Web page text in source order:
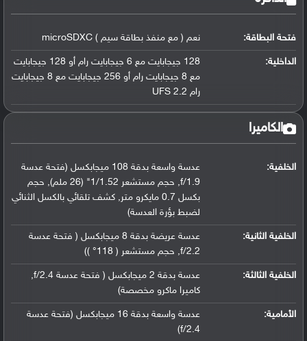
فتحة البطاقة: نعم ( مع منفذ بطاقة سيم ) microSDXC
الداخلية:
128 جيجابايت مع 6 جيجابايت رام أو 128 جيجابايت
مع 8 جيجابايت رام أو 256 جيجابايت مع 8 جيجابايت
رام UFS 2.2
الكاميرا
الخلفية:
عدسة واسعة بدقة 108 ميجابكسل (فتحة عدسة
f/1.9, حجم مستشعر 1/1.52" (26 ملم), حجم
بكسل 0.7 مايكرو متر, كشف تلقائي بالكسل الثنائي
لضبط بؤرة العدسة)
الخلفية الثانية:
عدسة عريضة بدقة 8 ميجابكسل ( فتحة عدسة
f/2.2, حجم مستشعر ( 118° ))
الخلفية الثالثة:
عدسة بدقة 2 ميجابكسل ( فتحة عدسة f/2.4,
كاميرا ماكرو مخصصة)
الأمامية:
عدسة واسعة بدقة 16 ميجابكسل (فتحة عدسة
f/2.4)